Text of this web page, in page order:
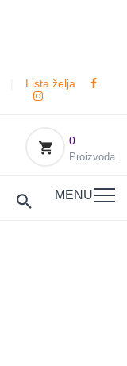
Lista želja
0
Proizvoda
MENU